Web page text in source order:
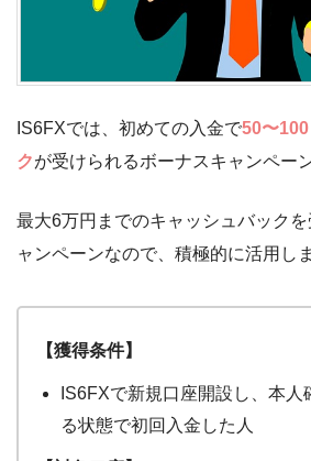
IS6FXでは、初めての入金で50〜
クが受けられるボーナスキャンペー
最大6万円までのキャッシュバック
ャンペーンなので、積極的に活用し
【獲得条件】
IS6FXで新規口座開設し、本人
る状態で初回入金した人